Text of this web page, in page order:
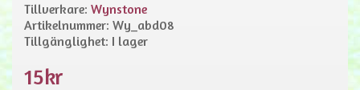
Tillverkare: Wynstone
Artikelnummer: Wy_abd08
Tillgänglighet: I lager
15kr